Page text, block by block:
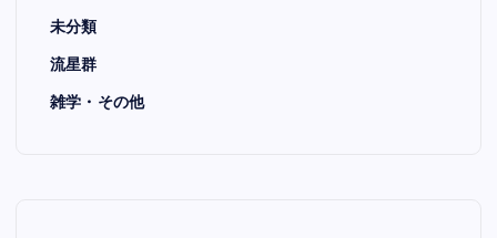
未分類
流星群
雑学・その他